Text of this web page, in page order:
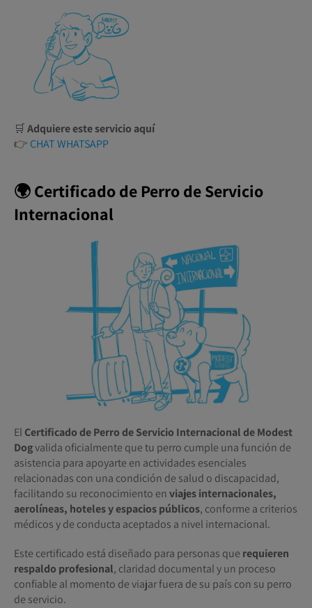
🛒Adquiere este servicio aquí
👉 CHAT WHATSAPP
🌍 Certificado de Perro de Servicio
Internacional
El Certificado de Perro de Servicio Internacional de Modest
Dogvalida oficialmente que tu perro cumple una función de
asistencia para apoyarte en actividades esenciales
relacionadas con una condición de salud o discapacidad,
facilitando su reconocimiento enviajes internacionales,
aerolíneas, hoteles y espacios públicos, conforme a criterios
médicos y de conducta aceptados a nivel internacional.
Este certificado está diseñado para personas que requieren
respaldo profesional, claridad documental y un proceso
confiable al momento de viajar fuera de su país con su perro
de servicio.